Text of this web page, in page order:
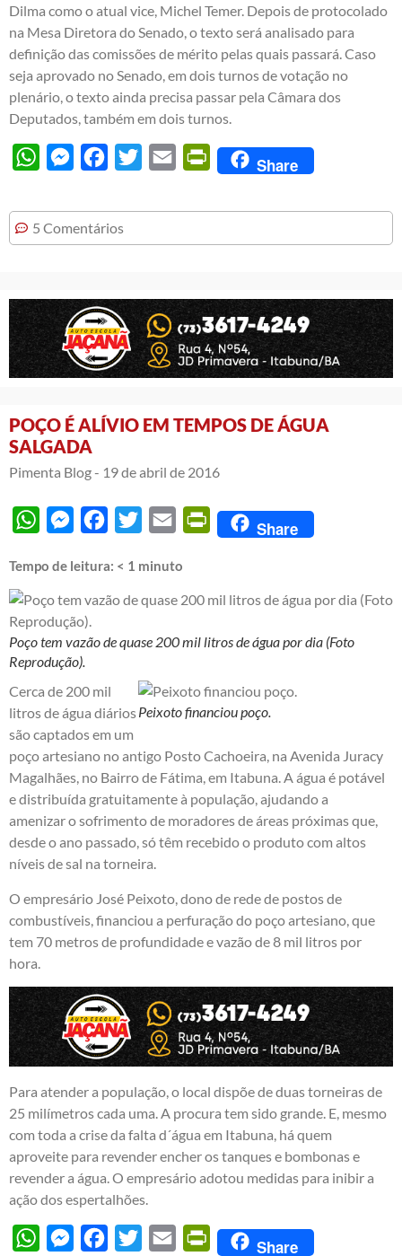
Dilma como o atual vice, Michel Temer. Depois de protocolado
na Mesa Diretora do Senado, o texto será analisado para
definição das comissões de mérito pelas quais passará. Caso
seja aprovado no Senado, em dois turnos de votação no
plenário, o texto ainda precisa passar pela Câmara dos
Deputados, também em dois turnos.
WhatsAppMessengerFacebook
Twitter Email PrintFriendly
Share
5 Comentários
POÇO É ALÍVIO EM TEMPOS DE ÁGUA
SALGADA
Pimenta Blog - 19 de abril de 2016
WhatsAppMessengerFacebook
Twitter Email PrintFriendly
Share
Tempo de leitura: < 1 minuto
Poço tem vazão de quase 200 mil litros de água por dia (Foto
Reprodução).
Peixoto financiou poço.
Cerca de 200 mil
litros de água diários
são captados em um
poço artesiano no antigo Posto Cachoeira, na Avenida Juracy
Magalhães, no Bairro de Fátima, em Itabuna. A água é potável
e distribuída gratuitamente à população, ajudando a
amenizar o sofrimento de moradores de áreas próximas que,
desde o ano passado, só têm recebido o produto com altos
níveis de sal na torneira.
O empresário José Peixoto, dono de rede de postos de
combustíveis, financiou a perfuração do poço artesiano, que
tem 70 metros de profundidade e vazão de 8 mil litros por
hora.
Para atender a população, o local dispõe de duas torneiras de
25 milímetros cada uma. A procura tem sido grande. E, mesmo
com toda a crise da falta d´água em Itabuna, há quem
aproveite para revender encher os tanques e bombonas e
revender a água. O empresário adotou medidas para inibir a
ação dos espertalhões.
WhatsAppMessengerFacebook
Twitter Email PrintFriendly
Share